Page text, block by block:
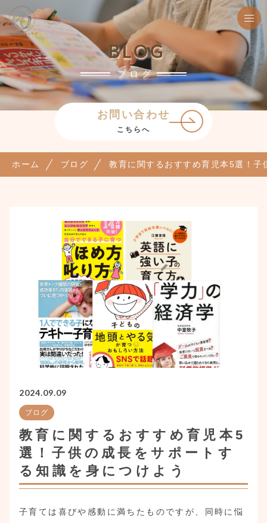
BLOG
ブログ
お問い合わせ
こちらへ
ホーム ブログ 教育に関するおすすめ育児本5選！
2024.09.09
ブログ
教育に関するおすすめ育児本5
選！子供の成長をサポートす
る知識を身につけよう
子育ては喜びや感動に満ちたものですが、同時に悩